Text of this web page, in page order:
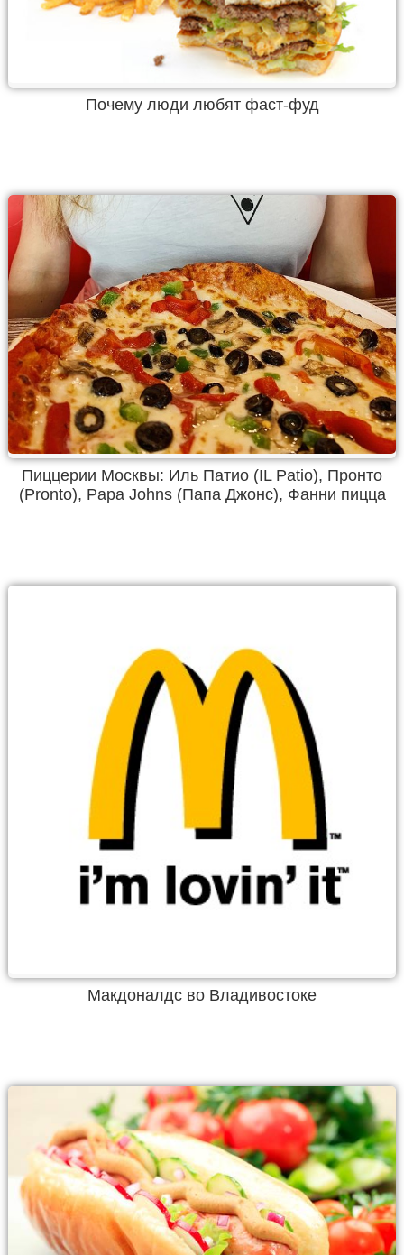
Почему люди любят фаст-фуд
Пиццерии Москвы: Иль Патио (IL Patio), Пронто
(Pronto), Papa Johns (Папа Джонс), Фанни пицца
Макдоналдс во Владивостоке